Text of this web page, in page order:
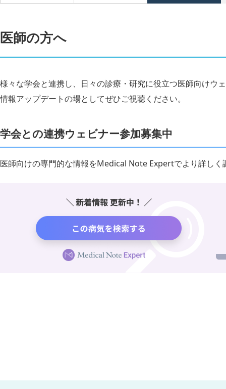
医師の方へ
様々な学会と連携し、日々の診療・研究に役立つ医師向けウ
情報アップデートの場としてぜひご視聴ください。
学会との連携ウェビナー参加募集中
医師向けの専門的な情報をMedical Note Expertでより詳しく